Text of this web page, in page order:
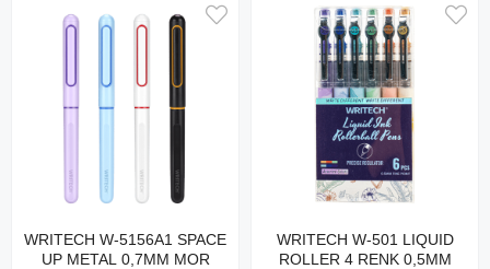
WRITECH W-5156A1 SPACE
UP METAL 0,7MM MOR
WRITECH W-501 LIQUID
ROLLER 4 RENK 0,5MM